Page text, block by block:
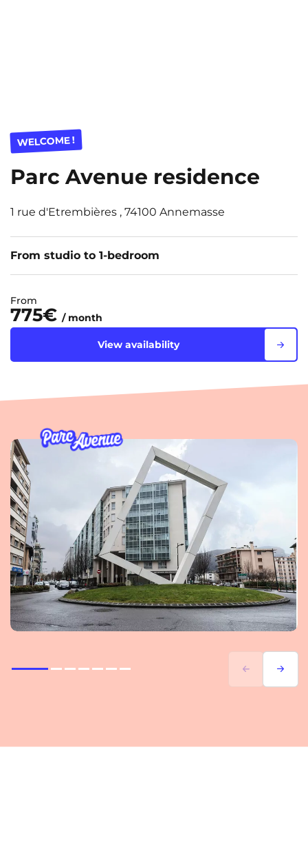
PreviousNext
WELCOME !
Parc Avenue residence
1 rue d'Etrembières , 74100 Annemasse
From studio to 1-bedroom
From
775€/ month
View availability